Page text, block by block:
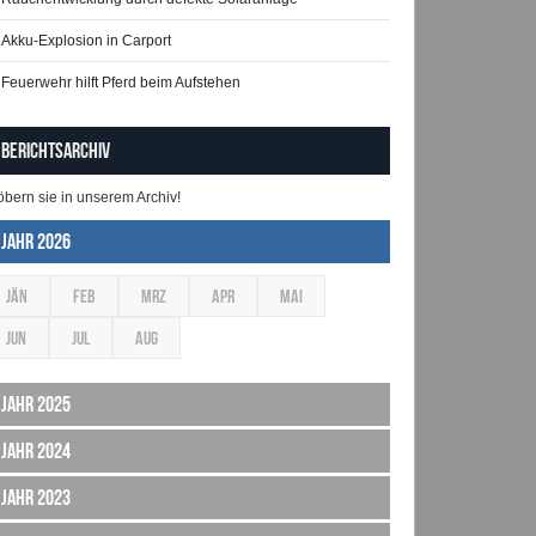
Akku-Explosion in Carport
Feuerwehr hilft Pferd beim Aufstehen
Berichtsarchiv
sie in unserem Archiv!
Jahr 2026
JÄN FEB MRZ APR MAI
JUN JUL AUG
Jahr 2025
Jahr 2024
Jahr 2023